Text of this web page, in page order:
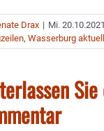
Drax | Mi.
,Wasserburg aktuell